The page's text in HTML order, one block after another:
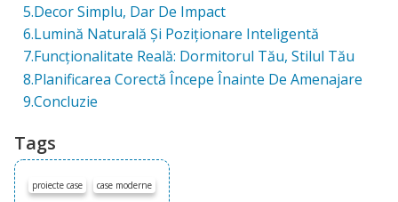
5.Decor Simplu, Dar De Impact
6.Lumină Naturală Și Poziționare Inteligentă
7.Funcționalitate Reală: Dormitorul Tău, Stilul Tău
8.Planificarea Corectă Începe Înainte De Amenajare
9.Concluzie
Tags
proiecte case case moderne